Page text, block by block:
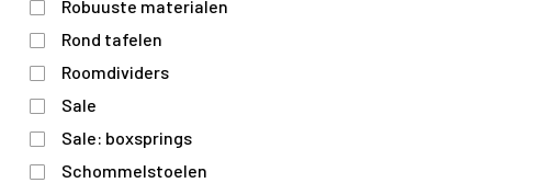
Robuuste materialen
Rond tafelen
Roomdividers
Sale
Sale: boxsprings
Schommelstoelen